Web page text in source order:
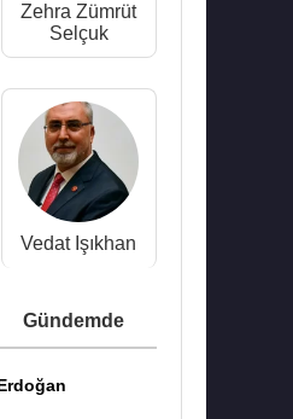
Zehra Zümrüt
Selçuk
Vedat Işıkhan
Gündemde